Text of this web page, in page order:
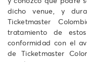
dicho venue, y
Ticketmaster
tratamiento de
conformidad con el
de Ticketmaster